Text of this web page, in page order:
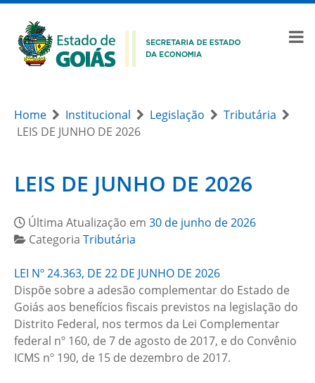
Home Institucional Legislação
Tributária
LEIS DE JUNHO DE 2026
LEIS DE JUNHO DE 2026
Última Atualização em 30 de junho de 2026
Categoria Tributária
LEI Nº 24.363, DE 22 DE JUNHO DE 2026
Dispõe sobre a adesão complementar do Estado de
Goiás aos benefícios fiscais previstos na legislação do
Distrito Federal, nos termos da Lei Complementar
federal nº 160, de 7 de agosto de 2017, e do Convênio
ICMS nº 190, de 15 de dezembro de 2017.